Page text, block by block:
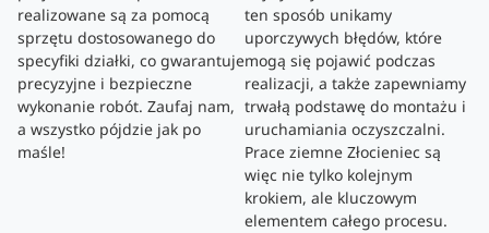
realizowane są za pomocą
sprzętu dostosowanego do
specyfiki działki, co gwarantuje
precyzyjne i bezpieczne
wykonanie robót. Zaufaj nam,
a wszystko pójdzie jak po
maśle!
ten sposób unikamy
uporczywych błędów, które
mogą się pojawić podczas
realizacji, a także zapewniamy
trwałą podstawę do montażu i
uruchamiania oczyszczalni.
Prace ziemne Złocieniec są
więc nie tylko kolejnym
krokiem, ale kluczowym
elementem całego procesu.